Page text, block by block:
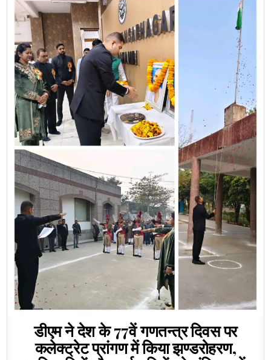
डीएम ने देश के 77वें गणतन्त्र दिवस पर
कलेक्ट्रेट प्रांगण में किया झण्डरोहरण,